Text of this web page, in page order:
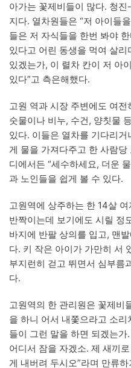
아가는 꽃제비들이 많다. 청
지다. 열차원들은 “저 아이들
들은 저 자식들을 한번 봐야
있다고 어린 동생을 먹여 살
있겠는가, 이 렬차 칸이 저 아
있다”고 측은해했다.
고원 역과 시장 주변에도 여
숫물이나 비누, 수건, 양칫물
있다. 이들은 열차를 기다리
게 물을 가져다주고 한 사람
디에서든 “세수하세요, 더운
과 노인들을 쉽게 볼 수 있다.
고원역에 상주하는 한 14살
반짝이는데 보기에도 시릴 정
바지에 반팔 상의를 입고, 맨
다. 키 작은 아이가 가만히 서
부지런히 걷고 뛰면서 심부름
다.
고원역의 한 관리원은 꽃제비
을 하니 어서 내쫓으라고 소
들이 그런 말을 하면 되겠는
어디서 잠을 자겠소. 제 새끼
게 내버려 두시오”라며 만류